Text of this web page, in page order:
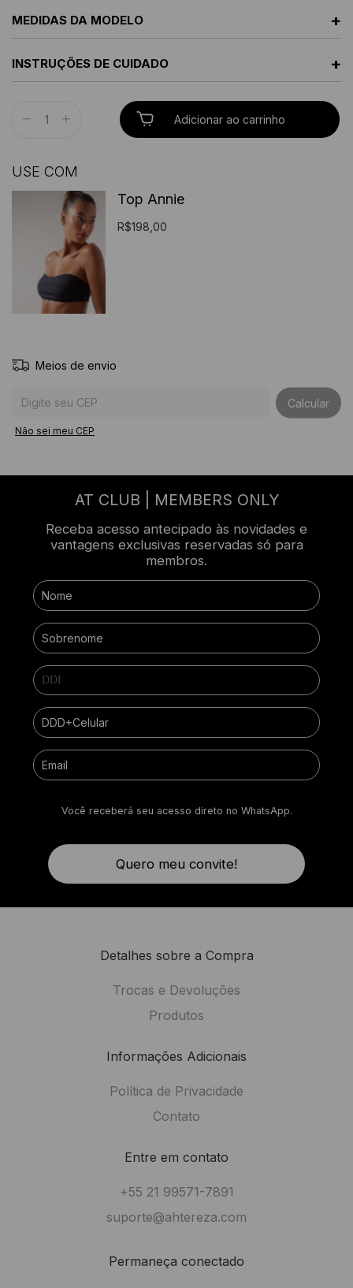
MEDIDAS DA MODELO +
INSTRUÇÕES DE CUIDADO +
USE COM
Top Annie
R$198,00
Meios de envio
Calcular
Não sei meu CEP
AT CLUB | MEMBERS ONLY
Receba acesso antecipado às novidades e
vantagens exclusivas reservadas só para
membros.
Quero meu convite!
Você receberá seu acesso direto no WhatsApp.
Detalhes sobre a Compra
Trocas e Devoluções
Produtos
Informações Adicionais
Política de Privacidade
Contato
Entre em contato
+55 21 99571-7891
suporte@ahtereza.com
Permaneça conectado